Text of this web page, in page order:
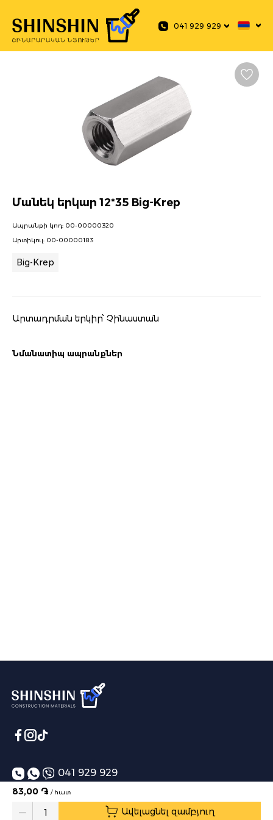
041 929 929
Մանեկ երկար 12*35 Big-Krep
Ապրանքի կոդ: 00-00000320
Արտիկուլ: 00-00000183
Big-Krep
Արտադրման երկիր՝ Չինաստան
83,00 ֏ / հատ
Quantity Ավելացնել զամբյուղ
Նմանատիպ ապրանքներ
041 929 929
info@shinshin.am
Առաքման ժամեր՝ 10:00-19:00